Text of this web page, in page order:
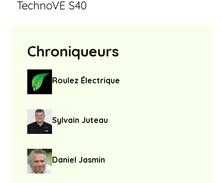
TechnoVE S40
Chroniqueurs
Roulez Électrique
Sylvain Juteau
Daniel Jasmin